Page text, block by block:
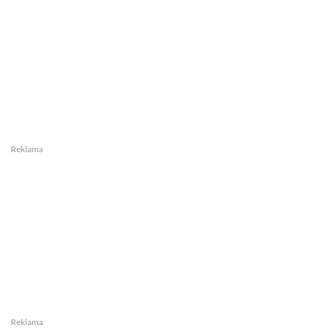
Reklama
Reklama